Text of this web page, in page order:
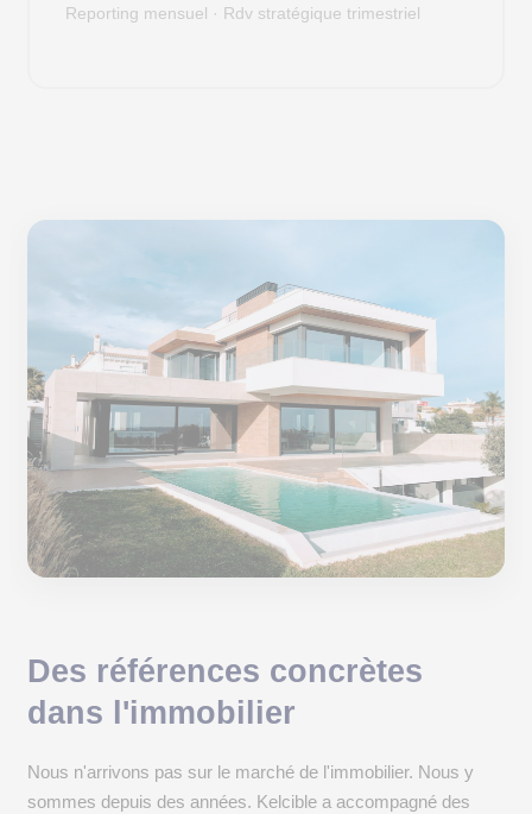
Reporting mensuel · Rdv stratégique trimestriel
Des références concrètes
dans l'immobilier
Nous n'arrivons pas sur le marché de l'immobilier. Nous y
sommes depuis des années. Kelcible a accompagné des